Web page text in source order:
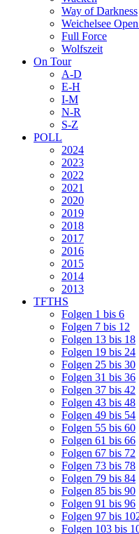
Way of Darkness
Weichelsee
Full Force
Wolfszeit
On Tour
A-D
E-H
I-M
N-R
S-Z
POLL
2024
2023
2022
2021
2020
2019
2018
2017
2016
2015
2014
2013
TFTHS
Folgen 1 bis 6
Folgen 7 bis 12
Folgen 13 bis 18
Folgen 19 bis 24
Folgen 25 bis 30
Folgen 31 bis 36
Folgen 37 bis 42
Folgen 43 bis 48
Folgen 49 bis 54
Folgen 55 bis 60
Folgen 61 bis 66
Folgen 67 bis 72
Folgen 73 bis 78
Folgen 79 bis 84
Folgen 85 bis 90
Folgen 91 bis 96
Folgen 97 bis
Folgen 103 bis